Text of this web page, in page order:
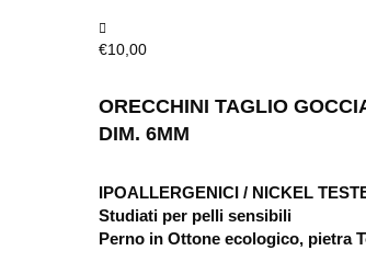
€10,00
ORECCHINI TAGLIO
DIM. 6MM
IPOALLERGENICI / NICKEL
Studiati per pelli sensibili
Perno in Ottone ecologico, pietra